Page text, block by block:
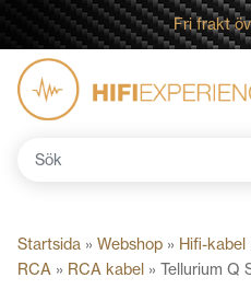
Fri frakt
Sök
Startsida » Webshop » Hifi-kabel
RCA » RCA kabel » Tellurium Q